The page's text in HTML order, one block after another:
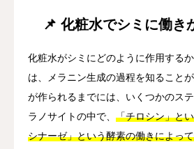
📌 化粧水でシミに働き
化粧水がシミにどのように作用する
は、メラニン生成の過程を知ること
が作られるまでには、いくつかのス
ラノサイトの中で、 「チロシン」と
シナーゼ」という酵素の働きによっ